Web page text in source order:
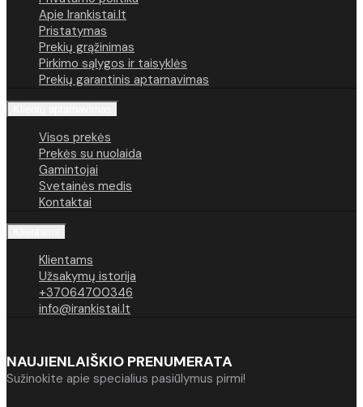
Apie Irankistai.lt
Pristatymas
Prekių grąžinimas
Pirkimo sąlygos ir taisyklės
Prekių garantinis aptarnavimas
Visos prekės
Prekės su nuolaida
Gamintojai
Svetainės medis
Kontaktai
Klientams
Užsakymų istorija
+37064700346
info@irankistai.lt
NAUJIENLAIŠKIO PRENUMERATA
Sužinokite apie specialius pasiūlymus pirmi!